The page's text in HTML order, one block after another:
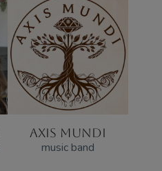
AXIS MUNDI
music band